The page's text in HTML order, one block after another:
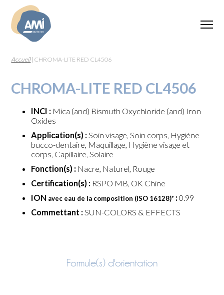
Accueil| CHROMA-LITE RED CL4506
CHROMA-LITE RED CL4506
INCI : Mica (and) Bismuth Oxychloride (and) Iron
Oxides
Application(s) : Soin visage, Soin corps, Hygiène
bucco-dentaire, Maquillage, Hygiène visage et
corps, Capillaire, Solaire
Fonction(s) : Nacre, Naturel, Rouge
Certification(s) : RSPO MB, OK Chine
ION avec eau de la composition (ISO 16128)* : 0.99
Commettant : SUN-COLORS & EFFECTS
Formule(s) d'orientation